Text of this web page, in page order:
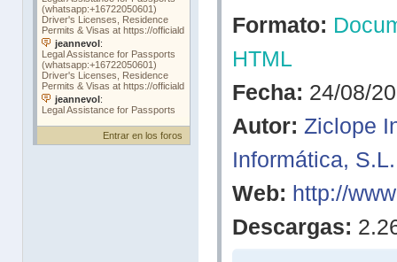
Entrar en los foros
Formato:
HTML
Fecha: 24/08/
Autor: Ziclope
Informática, S.L.
Web: http://
Descargas: